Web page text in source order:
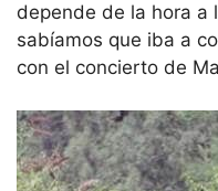
depende de la hora a
sabíamos que iba a
con el concierto de